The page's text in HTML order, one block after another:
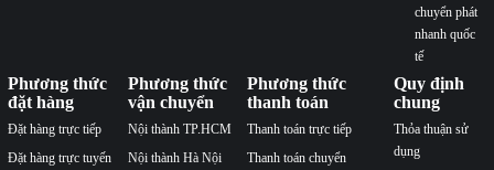
chuyển phát
nhanh quốc
tế
Phương thức
đặt hàng
Đặt hàng trực tiếp
Đặt hàng trực tuyến
Phương thức
vận chuyển
Nội thành TP.HCM
Nội thành Hà Nội
Phương thức
thanh toán
Thanh toán trực tiếp
Thanh toán chuyển
Quy định
chung
Thỏa thuận sử
dụng